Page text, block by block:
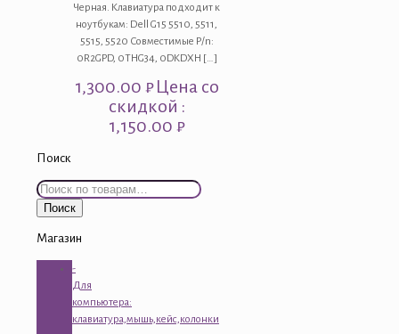
Черная. Клавиатура подходит к
ноутбукам: Dell G15 5510, 5511,
5515, 5520 Совместимые P/n:
0R2GPD, 0THG34, 0DKDXH […]
1,300.00 ₽Цена со
скидкой :
1,150.00 ₽
Поиск
Искать:
Поиск
Магазин
-
Для
компьютера:
клавиатура,мышь,кейс,колонки